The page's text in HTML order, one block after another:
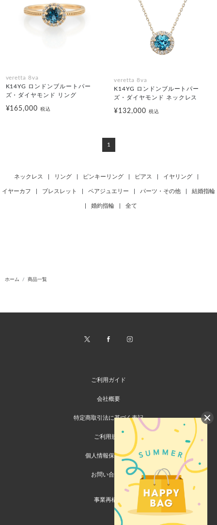
veretta 8va
K14YG ロンドンブルートパー
ズ・ダイヤモンド リング
¥165,000税込
veretta 8va
K14YG ロンドンブルートパー
ズ・ダイヤモンド ネックレス
¥132,000 税込
1
ネックレス リング ピンキーリング ピアス イヤリング
イヤーカフ ブレスレット ペアジュエリー パーツ・その他 結婚指輪
婚約指輪 全て
ホーム 商品一覧
ご利用ガイド
会社概要
特定商取引法に基づく表記
ご利用規約
個人情報保護方針
お問い合わせ
事業再構築